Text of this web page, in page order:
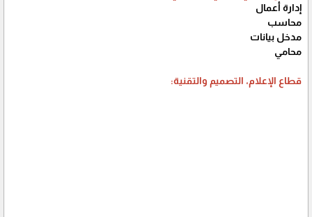
إدارة أعمال
محاسب
مدخل بيانات
محامي
قطاع الإعلام، التصميم والتقنية: